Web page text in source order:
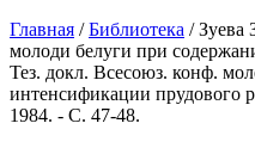
Главная /Библиотека /Зуева
молоди белуги при
Тез. докл. Всесоюз. конф.
интенсификации
1984. - С. 47-48.